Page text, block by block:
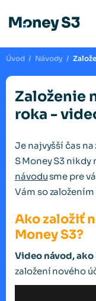
Úvod / Návody /
Založenie
roka -
Je najvyšší čas
S Money S3
návodusme pre
Vám so
Ako založiť
Money S3?
Video návod,
založení nového